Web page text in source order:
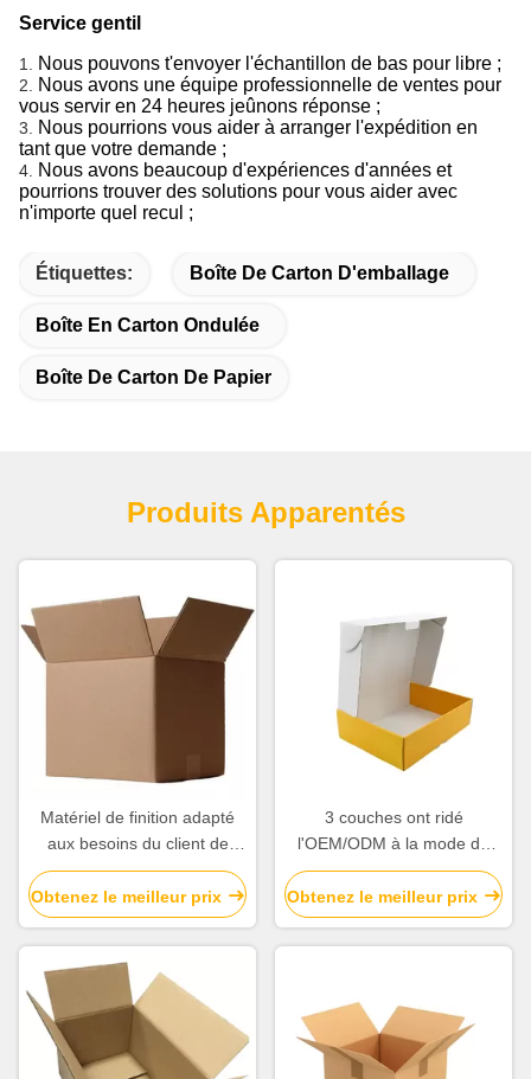
Service gentil
1. Nous pouvons t'envoyer l'échantillon de bas pour libre ;
2.
Nous avons une équipe professionnelle de ventes pour
vous servir en 24 heures jeûnons réponse ;
3.
Nous pourrions vous aider à arranger l'expédition en
tant que votre demande ;
4.
Nous avons beaucoup d'expériences d'années et
pourrions trouver des solutions pour vous aider avec
n'importe quel recul ;
Étiquettes: Boîte De Carton D'emballage
Boîte En Carton Ondulée
Boîte De Carton De Papier
Produits Apparentés
Matériel de finition adapté
aux besoins du client de
papier ondulé de Matt
Laminatoin de cartons
d'expédition de logo
Obtenez le meilleur prix
3 couches ont ridé
l'OEM/ODM à la mode de
poids léger de boîte de
carton disponibles
Obtenez le meilleur prix